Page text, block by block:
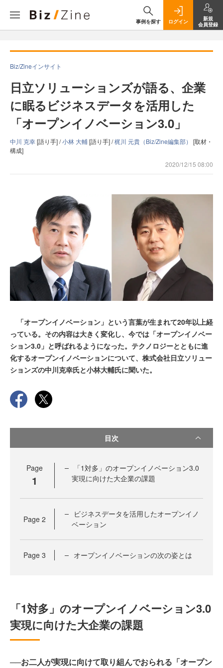
事例を探す ログイン
新規
会員登録
Biz/Zineインサイト
日立ソリューションズが語る、企業
に眠るビジネスデータを活用した
「オープンイノベーション3.0」
中川 克幸[語り手] /小林 大輔[語り手] /梶川 元貴（Biz/Zine編集部） [取材・
構成]
2020/12/15 08:00
「オープンイノベーション」という言葉が生まれて20年以上経
っている。その内容は大きく変化し、今では「オープンイノベー
ション3.0」と呼ばれるようになった。テクノロジーとともに進
化するオープンイノベーションについて、株式会社日立ソリュー
ションズの中川克幸氏と小林大輔氏に聞いた。
目次
Page
1
「1対多」のオープンイノベーション3.0
実現に向けた大企業の課題
Page 2
ビジネスデータを活用したオープンイノ
ベーション
Page 3 オープンイノベーションの次の姿とは
「1対多」のオープンイノベーション3.0
実現に向けた大企業の課題
──お二人が実現に向けて取り組んでおられる「オープン